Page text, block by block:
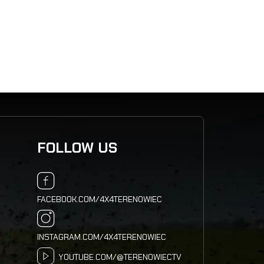
FOLLOW US
FACEBOOK.COM/4X4TERENOWIEC
INSTAGRAM.COM/4X4TERENOWIEC
YOUTUBE.COM/@TERENOWIECTV